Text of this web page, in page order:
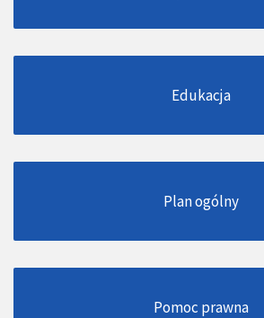
Edukacja
Plan ogólny
Pomoc prawna